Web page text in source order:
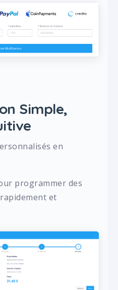
Simple,
en
programmer des
et